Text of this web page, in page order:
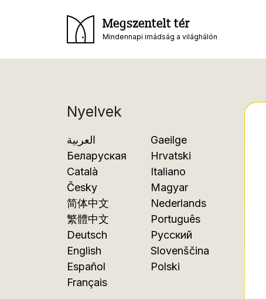
Megszentelt tér
Mindennapi imádság a világhálón
Nyelvek
العربية
Беларуская
Català
Česky
简体中文
繁體中文
Deutsch
English
Español
Français
Gaeilge
Hrvatski
Italiano
Magyar
Nederlands
Português
Русский
Slovenščina
Polski